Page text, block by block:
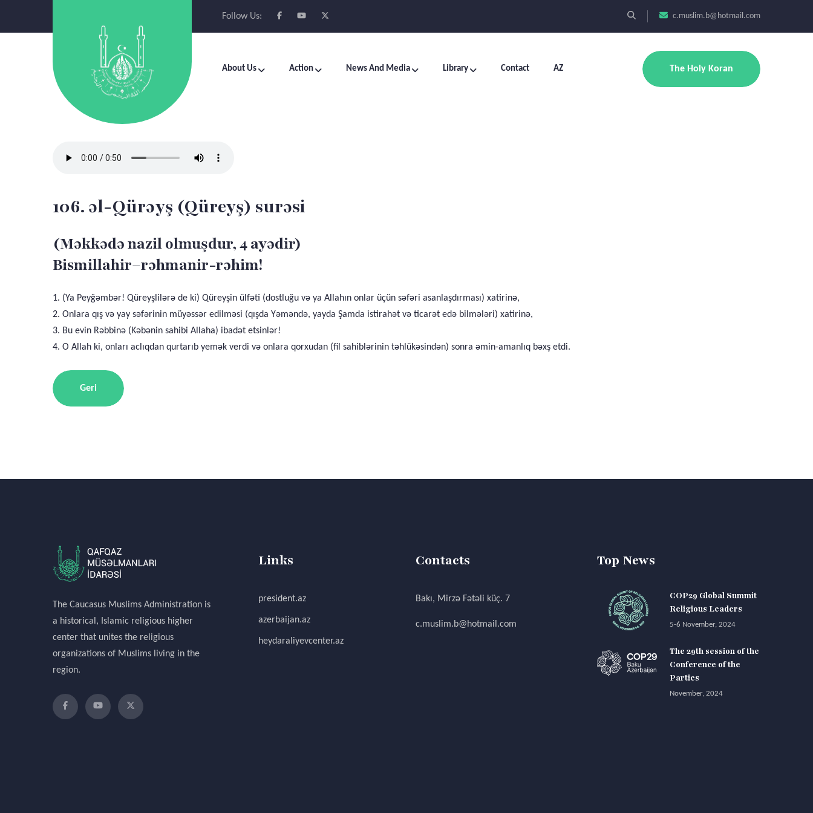
Follow Us: c.muslim.b@hotmail.com
About Us Action News And Media Library Contact AZ The Holy Koran
106. əl-Qürəyş (Qüreyş) surəsi
(Məkkədə nazil olmuşdur, 4 ayədir)
Bismillahir–rəhmanir-rəhim!
1. (Ya Peyğəmbər! Qüreyşlilərə de ki) Qüreyşin ülfəti (dostluğu və ya Allahın onlar üçün səfəri asanlaşdırması) xatirinə,
2. Onlara qış və yay səfərinin müyəssər edilməsi (qışda Yəməndə, yayda Şamda istirahət və ticarət edə bilmələri) xatirinə,
3. Bu evin Rəbbinə (Kəbənin sahibi Allaha) ibadət etsinlər!
4. O Allah ki, onları aclıqdan qurtarıb yemək verdi və onlara qorxudan (fil sahiblərinin təhlükəsindən) sonra əmin-amanlıq bəxş etdi.
Geri
The Caucasus Muslims Administration is
a historical, Islamic religious higher
center that unites the religious
organizations of Muslims living in the
region.
Links
president.az
azerbaijan.az
heydaraliyevcenter.az
Contacts
Bakı, Mirzə Fətəli küç. 7
c.muslim.b@hotmail.com
Top News
COP29 Global Summit
Religious Leaders
5-6 November, 2024
The 29th session of the
Conference of the
Parties
November, 2024